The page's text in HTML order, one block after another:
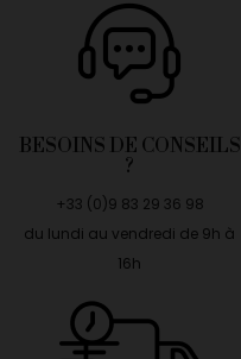
BESOINS DE CONSEILS
?
+33 (0)9 83 29 36 98
du lundi au vendredi de 9h à
16h